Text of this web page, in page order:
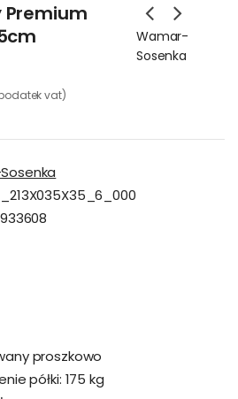
Premium
Wamar-
Sosenka
vat)
proszkowo
półki: 175 kg